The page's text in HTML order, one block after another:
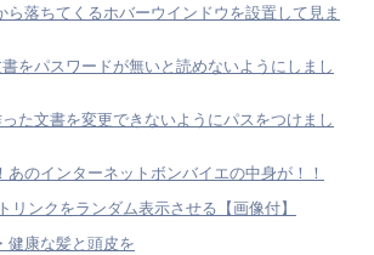
ら落ちてくるホバーウインドウを設置して見ま
をパスワードが無いと読めないようにしまし
た文書を変更できないようにパスをつけまし
あのインターネットボンバイエの中身が！！
リンクをランダム表示させる【画像付】
健康な髪と頭皮を